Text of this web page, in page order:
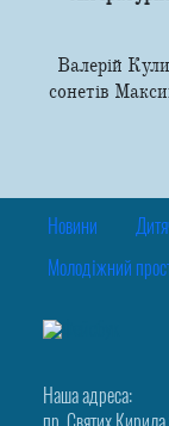
Валерій
сонетів
Новини
Молодіжний
Наша адреса: